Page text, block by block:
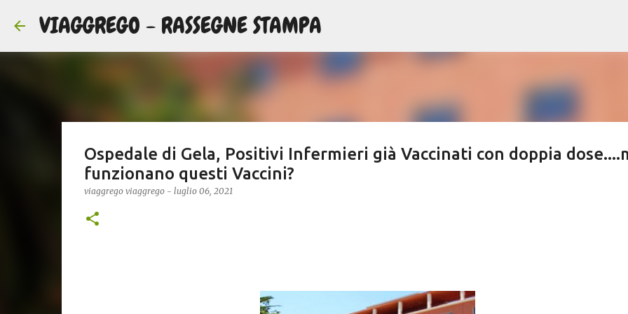
VIAGGREGO - RASSEGNE STAMPA
Ospedale di Gela, Positivi Infermieri già Vaccinati con doppia
funzionano questi Vaccini?
viaggrego viaggrego - luglio 06, 2021